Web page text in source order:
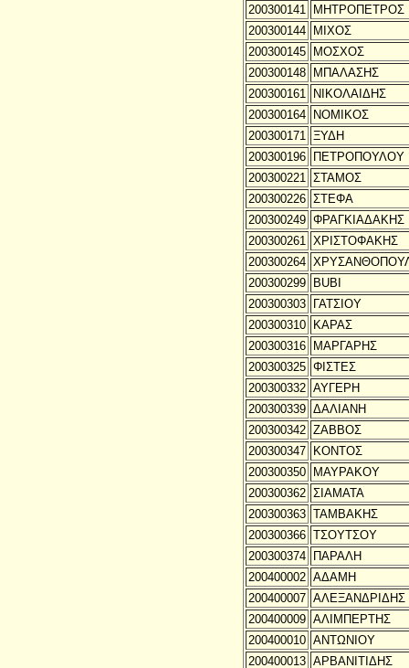
200300141
ΜΗΤΡΟΠΕΤΡΟΣ
200300144
ΜΙΧΟΣ
200300145
ΜΟΣΧΟΣ
200300148
ΜΠΑΛΑΣΗΣ
200300161
ΝΙΚΟΛΑΙΔΗΣ
200300164
ΝΟΜΙΚΟΣ
200300171 ΞΥΔΗ
200300196
ΠΕΤΡΟΠΟΥΛΟΥ
200300221 ΣΤΑΜΟΣ
200300226 ΣΤΕΦΑ
200300249 ΦΡΑΓΚΙΑΔΑΚΗΣ
200300261 ΧΡΙΣΤΟΦΑΚΗΣ
200300264
200300299
BUBI
200300303
ΓΑΤΣΙΟΥ
200300310
ΚΑΡΑΣ
200300316
ΜΑΡΓΑΡΗΣ
200300325 ΦΙΣΤΕΣ
200300332 ΑΥΓΕΡΗ
200300339 ΔΑΛΙΑΝΗ
200300342 ΖΑΒΒΟΣ
200300347
ΚΟΝΤΟΣ
200300350
ΜΑΥΡΑΚΟΥ
200300362 ΣΙΑΜΑΤΑ
200300363 ΤΑΜΒΑΚΗΣ
200300366 ΤΣΟΥΤΣΟΥ
200300374
ΠΑΡΑΛΗ
200400002 ΑΔΑΜΗ
200400007 ΑΛΕΞΑΝΔΡΙΔΗΣ
200400009 ΑΛΙΜΠΕΡΤΗΣ
200400010 ΑΝΤΩΝΙΟΥ
200400013 ΑΡΒΑΝΙΤΙΔΗΣ